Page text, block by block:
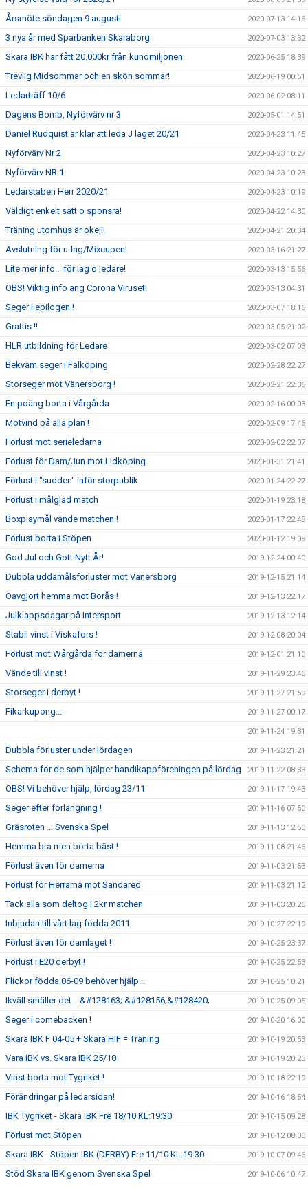
Årsmöte söndagen 9 augusti 2020-07-13 14:16
3 nya år med Sparbanken Skaraborg 2020-07-03 13:32
Skara IBK har fått 20.000kr från kundmiljonen 2020-06-25 18:39
Trevlig Midsommar och en skön sommar! 2020-06-19 00:51
Ledarträff 10/6 2020-06-02 08:11
Dagens Bomb, Nyförvärv nr 3 2020-05-01 14:51
Daniel Rudquist är klar att leda J laget 20/21 2020-04-23 11:45
Nyförvärv Nr 2 2020-04-23 10:27
Nyförvärv NR 1 2020-04-23 10:23
Ledarstaben Herr 2020/21 2020-04-23 10:19
Väldigt enkelt sätt o sponsra! 2020-04-22 14:30
Träning utomhus är okej!! 2020-04-21 20:34
Avslutning för u-lag/Mixcupen! 2020-03-16 21:27
Lite mer info... för lag o ledare! 2020-03-13 15:56
OBS! Viktig info ang Corona Viruset! 2020-03-13 04:31
Seger i epilogen ! 2020-03-07 18:16
Grattis !! 2020-03-05 21:02
HLR utbildning för Ledare 2020-03-02 07:03
Bekväm seger i Falköping 2020-02-28 22:27
Storseger mot Vänersborg ! 2020-02-21 22:36
En poäng borta i Vårgårda 2020-02-16 00:03
Motvind på alla plan ! 2020-02-09 17:46
Förlust mot serieledarna 2020-02-02 22:07
Förlust för Dam/Jun mot Lidköping 2020-01-31 21:41
Förlust i "sudden" inför storpublik 2020-01-24 22:27
Förlust i målglad match 2020-01-19 23:18
Boxplaymål vände matchen ! 2020-01-17 22:48
Förlust borta i Stöpen 2020-01-12 19:09
God Jul och Gott Nytt År! 2019-12-24 00:40
Dubbla uddamålsförluster mot Vänersborg 2019-12-15 21:14
Oavgjort hemma mot Borås ! 2019-12-13 22:17
Julklappsdagar på Intersport 2019-12-13 12:14
Stabil vinst i Viskafors ! 2019-12-08 20:04
Förlust mot Wårgårda för damerna 2019-12-01 21:10
Vände till vinst ! 2019-11-29 23:46
Storseger i derbyt ! 2019-11-27 21:59
Fikarkupong... 2019-11-27 00:17
2019-11-24 19:31
Dubbla förluster under lördagen 2019-11-23 21:21
Schema för de som hjälper handikappföreningen på lördag 2019-11-22 08:33
OBS! Vi behöver hjälp, lördag 23/11 2019-11-17 19:43
Seger efter förlängning ! 2019-11-16 07:50
Gräsroten ... Svenska Spel 2019-11-13 12:50
Hemma bra men borta bäst ! 2019-11-08 21:46
Förlust även för damerna 2019-11-03 21:53
Förlust för Herrarna mot Sandared 2019-11-03 21:12
Tack alla som deltog i 2kr matchen 2019-11-03 20:26
Inbjudan till vårt lag födda 2011 2019-10-27 22:19
Förlust även för damlaget ! 2019-10-25 23:37
Förlust i E20 derbyt ! 2019-10-25 22:53
Flickor födda 06-09 behöver hjälp... 2019-10-25 10:21
Ikväll smäller det... &#128163; &#128156;&#128420; 2019-10-25 09:05
Seger i comebacken ! 2019-10-20 16:00
Skara IBK F 04-05 + Skara HIF = Träning 2019-10-19 20:53
Vara IBK vs. Skara IBK 25/10 2019-10-19 20:23
Vinst borta mot Tygriket ! 2019-10-18 22:19
Förändringar på ledarsidan! 2019-10-16 18:54
IBK Tygriket - Skara IBK Fre 18/10 KL:19:30 2019-10-15 09:28
Förlust mot Stöpen 2019-10-12 08:00
Skara IBK - Stöpen IBK (DERBY) Fre 11/10 KL:19:30 2019-10-07 09:46
Stöd Skara IBK genom Svenska Spel 2019-10-06 10:47